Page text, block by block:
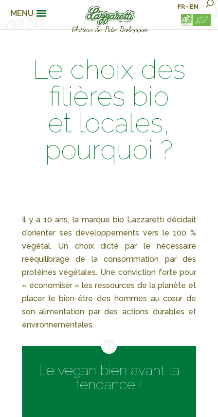
MENU
FR • EN
Le choix des
filières bio
et locales,
pourquoi ?
Il y a 10 ans, la marque bio Lazzaretti décidait
d’orienter ses développements vers le 100 %
végétal. Un choix dicté par le nécessaire
rééquilibrage de la consommation par des
protéines végétales. Une conviction forte pour
« économiser » les ressources de la planète et
placer le bien-être des hommes au cœur de
son alimentation par des actions durables et
environnementales.
Le vegan bien avant la
tendance !